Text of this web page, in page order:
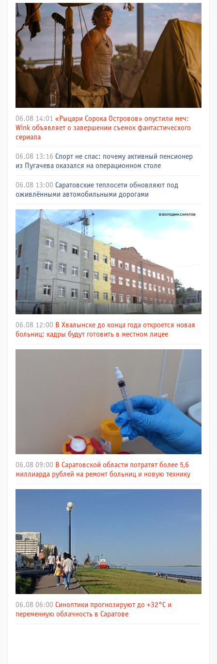
06.08 14:01 «Рыцари Сорока Островов» опустили меч:
Wink объявляет о завершении съемок фантастического
сериала
06.08 13:16 Спорт не спас: почему активный пенсионер
из Пугачева оказался на операционном столе
06.08 13:00 Саратовские теплосети обновляют под
оживлёнными автомобильными дорогами
06.08 12:00 В Хвалынске до конца года откроется новая
больниц: кадры будут готовить в местном лицее
06.08 09:00 В Саратовской области потратят более 5,6
миллиарда рублей на ремонт больниц и новую технику
06.08 06:00 Синоптики прогнозируют до +32°C и
переменную облачность в Саратове